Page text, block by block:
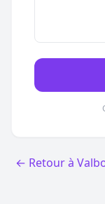
← Retour à